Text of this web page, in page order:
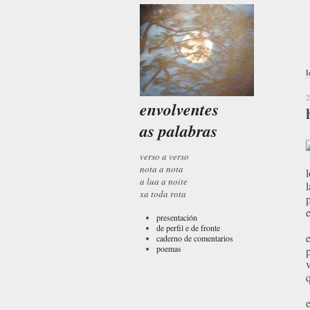
envolventes
as palabras
verso a verso
nota a nota
a lua a noite
xa toda rota
presentación
de perfil e de fronte
caderno de comentarios
poemas